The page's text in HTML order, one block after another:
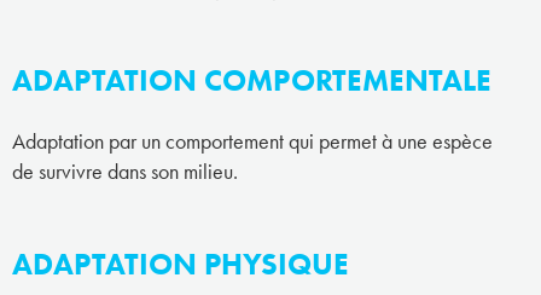
ADAPTATION COMPORTEMENTALE
Adaptation par un comportement qui permet à une espèce
de survivre dans son milieu.
ADAPTATION PHYSIQUE